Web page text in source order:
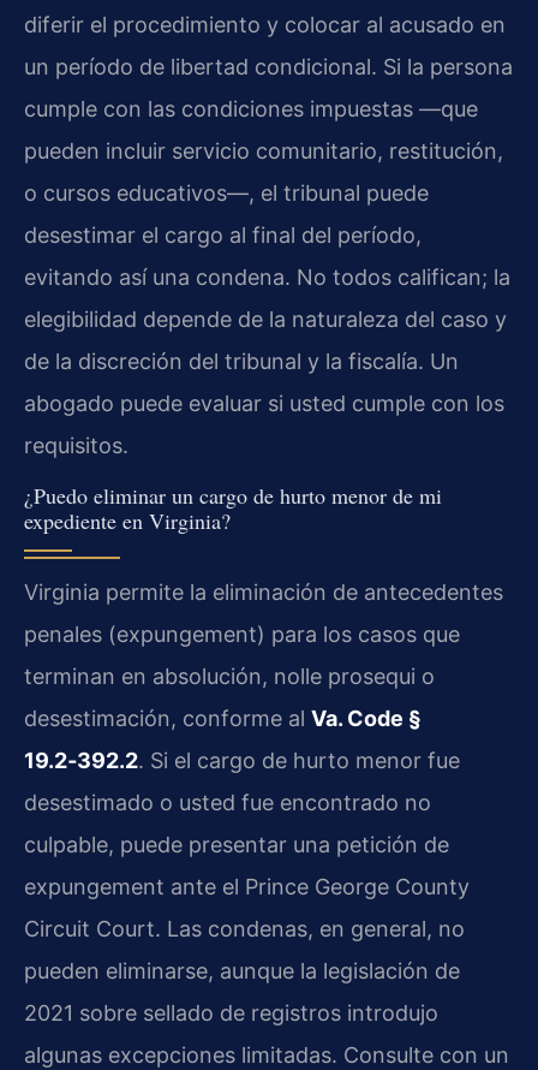
diferir el procedimiento y colocar al acusado en
un período de libertad condicional. Si la persona
cumple con las condiciones impuestas —que
pueden incluir servicio comunitario, restitución,
o cursos educativos—, el tribunal puede
desestimar el cargo al final del período,
evitando así una condena. No todos califican; la
elegibilidad depende de la naturaleza del caso y
de la discreción del tribunal y la fiscalía. Un
abogado puede evaluar si usted cumple con los
requisitos.
¿Puedo eliminar un cargo de hurto menor de mi
expediente en Virginia?
Virginia permite la eliminación de antecedentes
penales (expungement) para los casos que
terminan en absolución, nolle prosequi o
desestimación, conforme al Va. Code §
19.2‑392.2. Si el cargo de hurto menor fue
desestimado o usted fue encontrado no
culpable, puede presentar una petición de
expungement ante el Prince George County
Circuit Court. Las condenas, en general, no
pueden eliminarse, aunque la legislación de
2021 sobre sellado de registros introdujo
algunas excepciones limitadas. Consulte con un